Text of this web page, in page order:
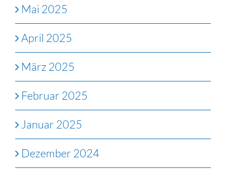
Mai 2025
April 2025
März 2025
Februar 2025
Januar 2025
Dezember 2024